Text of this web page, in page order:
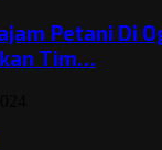
Petani Di
Tim…